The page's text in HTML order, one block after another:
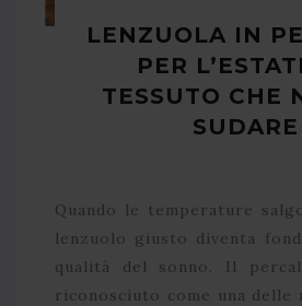
LENZUOLA IN
PER
TESSUTO CHE
SUDARE
Quando le temperature
lenzuolo giusto diventa
qualità del sonno. Il
riconosciuto come una